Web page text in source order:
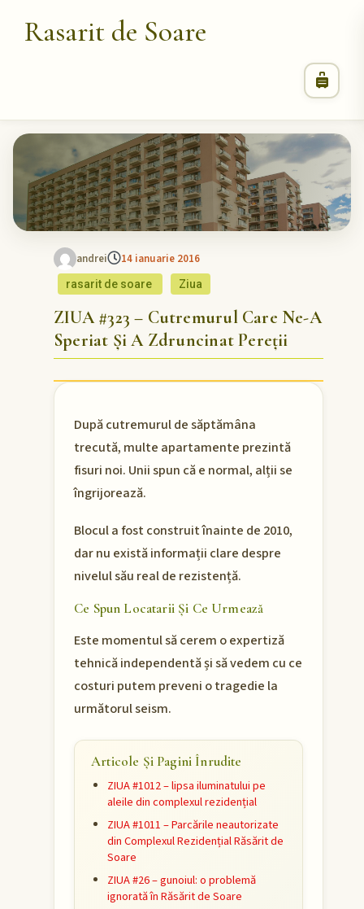
Rasarit de Soare
andrei 14 ianuarie 2016
rasarit de soare Ziua
ZIUA #323 – Cutremurul Care Ne-A
Speriat Și A Zdruncinat Pereții
După cutremurul de săptămâna
trecută, multe apartamente prezintă
fisuri noi. Unii spun că e normal, alții se
îngrijorează.
Blocul a fost construit înainte de 2010,
dar nu există informații clare despre
nivelul său real de rezistență.
Ce Spun Locatarii Și Ce Urmează
Este momentul să cerem o expertiză
tehnică independentă și să vedem cu ce
costuri putem preveni o tragedie la
următorul seism.
Articole Și Pagini Înrudite
ZIUA #1012 – lipsa iluminatului pe
aleile din complexul rezidențial
ZIUA #1011 – Parcările neautorizate
din Complexul Rezidențial Răsărit de
Soare
ZIUA #26 – gunoiul: o problemă
ignorată în Răsărit de Soare